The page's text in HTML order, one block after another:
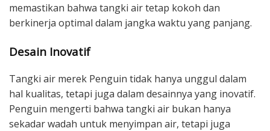
memastikan bahwa tangki air tetap kokoh dan
berkinerja optimal dalam jangka waktu yang panjang.
Desain Inovatif
Tangki air merek Penguin tidak hanya unggul dalam
hal kualitas, tetapi juga dalam desainnya yang inovatif.
Penguin mengerti bahwa tangki air bukan hanya
sekadar wadah untuk menyimpan air, tetapi juga